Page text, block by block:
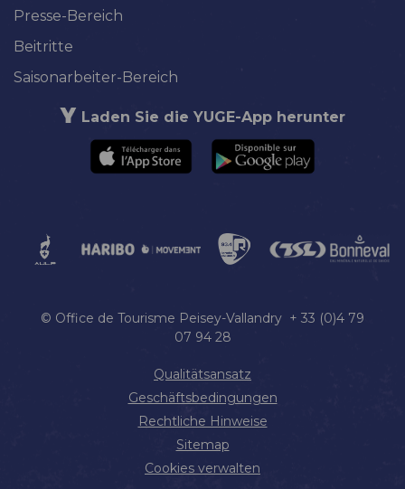
Presse-Bereich
Beitritte
Saisonarbeiter-Bereich
Laden Sie die YUGE-App herunter
© Office de Tourisme Peisey-Vallandry + 33 (0)4 79
07 94 28
Qualitätsansatz
Geschäftsbedingungen
Rechtliche Hinweise
Sitemap
Cookies verwalten